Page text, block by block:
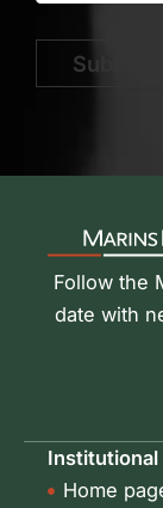
Submit
Follow the
date with
Institutional
Home